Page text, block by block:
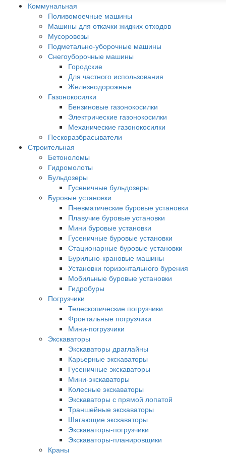
Коммунальная
Поливомоечные машины
Машины для откачки жидких отходов
Мусоровозы
Подметально-уборочные машины
Снегоуборочные машины
Городские
Для частного использования
Железнодорожные
Газонокосилки
Бензиновые газонокосилки
Электрические газонокосилки
Механические газонокосилки
Пескоразбрасыватели
Строительная
Бетоноломы
Гидромолоты
Бульдозеры
Гусеничные бульдозеры
Буровые установки
Пневматические буровые установки
Плавучие буровые установки
Мини буровые установки
Гусеничные буровые установки
Стационарные буровые установки
Бурильно-крановые машины
Установки горизонтального бурения
Мобильные буровые установки
Гидробуры
Погрузчики
Телескопические погрузчики
Фронтальные погрузчики
Мини-погрузчики
Экскаваторы
Экскаваторы драглайны
Карьерные экскаваторы
Гусеничные экскаваторы
Мини-экскаваторы
Колесные экскаваторы
Экскаваторы с прямой лопатой
Траншейные экскаваторы
Шагающие экскаваторы
Экскаваторы-погрузчики
Экскаваторы-планировщики
Краны